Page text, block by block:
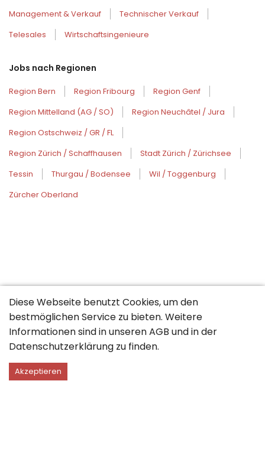
Management & Verkauf
Technischer Verkauf
Telesales
Wirtschaftsingenieure
Jobs nach Regionen
Region Bern Region Fribourg
Region Genf
Region Mittelland (AG / SO)
Region Neuchâtel / Jura
Region Ostschweiz / GR / FL
Region Zürich / Schaffhausen
Stadt Zürich / Zürichsee
Tessin
Thurgau / Bodensee
Wil / Toggenburg
Zürcher Oberland
Diese Webseite benutzt Cookies, um den
bestmöglichen Service zu bieten. Weitere
Informationen sind in unserenAGB und in der
Datenschutzerklärung zu finden.
Akzeptieren